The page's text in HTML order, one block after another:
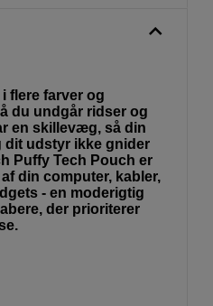
flere farver og
du undgår ridser og
en skillevæg, så din
dit udstyr ikke gnider
Puffy Tech Pouch er
din computer, kabler,
- en moderigtig
der prioriterer